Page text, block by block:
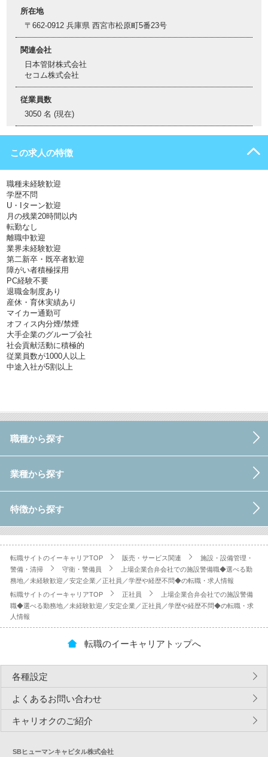
所在地
〒662-0912 兵庫県 西宮市松原町5番23号
関連会社
日本管財株式会社
セコム株式会社
従業員数
3050 名 (現在)
この求人の特徴
職種未経験歓迎
学歴不問
U・Iターン歓迎
月の残業20時間以内
転勤なし
離職中歓迎
業界未経験歓迎
第二新卒・既卒者歓迎
障がい者積極採用
PC経験不要
退職金制度あり
産休・育休実績あり
マイカー通勤可
オフィス内分煙/禁煙
大手企業のグループ会社
社会貢献活動に積極的
従業員数が1000人以上
中途入社が5割以上
職種から探す
業種から探す
特徴から探す
転職サイトのイーキャリアTOP 販売・サービス関連
施設・設備管理・
警備・清掃
守衛・警備員
上場企業合弁会社での施設警備職◆選べる勤
務地／未経験歓迎／安定企業／正社員／学歴や経歴不問◆の転職・求人情報
転職サイトのイーキャリアTOP
正社員
上場企業合弁会社での施設警備
職◆選べる勤務地／未経験歓迎／安定企業／正社員／学歴や経歴不問◆の転職・求
人情報
転職のイーキャリアトップへ
各種設定
よくあるお問い合わせ
キャリオクのご紹介
SBヒューマンキャピタル株式会社